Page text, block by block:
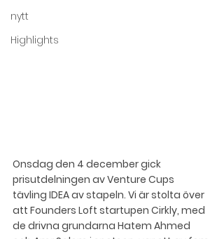
nytt
Highlights
Onsdag den 4 december gick
prisutdelningen av Venture Cups
tävling IDEA av stapeln. Vi är stolta över
att Founders Loft startupen Cirkly, med
de drivna grundarna Hatem Ahmed